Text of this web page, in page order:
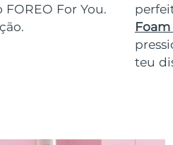
For You.
Foam
teu